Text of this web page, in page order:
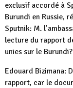
exclusif accordé à
Burundi en Russie,
Sputnik: M.
lecture du rapport
unies sur le Burundi?
Edouard Bizimana:
rapport, car le